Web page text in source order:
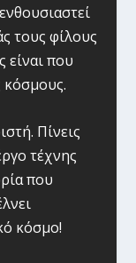
τους φίλους
είναι που
κόσμους.
Πίνεις
τέχνης
που
κόσμο!